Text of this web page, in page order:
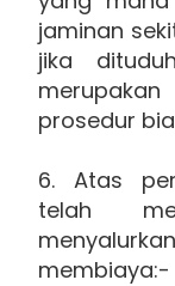
jaminan
jika
prosedur
6. Atas
telah
membiaya:-